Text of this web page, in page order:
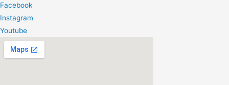
Facebook
Instagram
Youtube